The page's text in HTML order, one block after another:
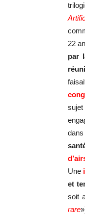
22
par
sujet
Une
et
soit
rare